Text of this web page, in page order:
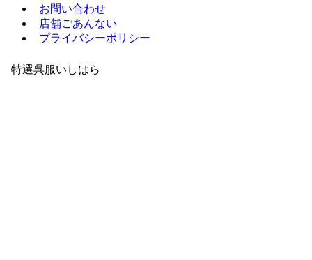
お問い合わせ
店舗ごあんない
プライバシーポリシー
特選呉服いしはら